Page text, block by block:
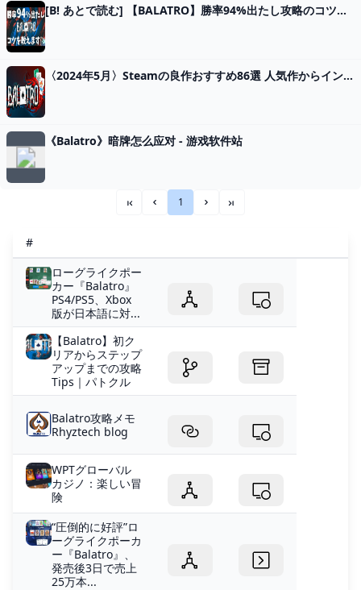
[B! あとで読む] 【BALATRO】勝率94%出たし攻略のコツを語ります【見るだけで上手くなる！】#balatro
〈2024年5月〉Steamの良作おすすめ86選 人気作からインディーズまで - Moovoo(ムーブー)
《Balatro》暗牌怎么应对 - 游戏软件站
«« « 1 » »»
#
ローグライクポー
カー『Balatro』
PS4/PS5、Xbox
版が日本語に対...
【Balatro】初ク
リアからステップ
アップまでの攻略
Tips｜パトクル
Balatro攻略メモ
Rhyztech blog
WPTグローバル
カジノ：楽しい冒
険
“圧倒的に好評”ロ
ーグライクポーカ
ー『Balatro』、
発売後3日で売上
25万本...